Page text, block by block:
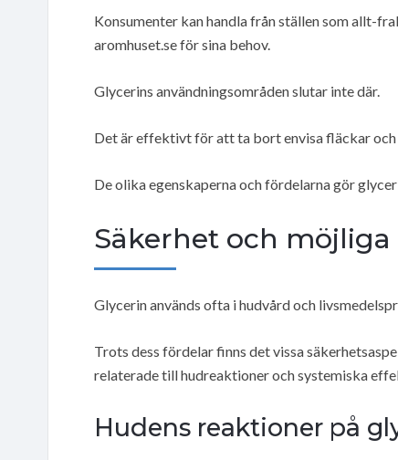
Konsumenter kan handla från ställen som allt-
aromhuset.se för sina behov.
Glycerins användningsområden slutar inte där.
Det är effektivt för att ta bort envisa fläckar
De olika egenskaperna och fördelarna gör
Säkerhet och
Glycerin används ofta i hudvård och
Trots dess fördelar finns det vissa
relaterade till hudreaktioner och systemiska
Hudens reaktioner på